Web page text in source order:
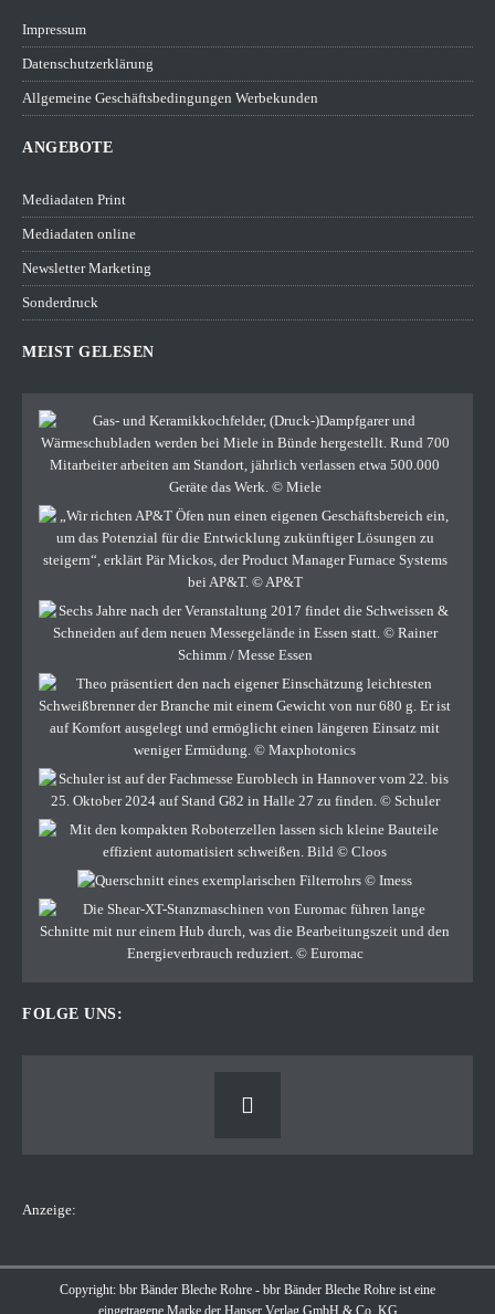
Impressum
Datenschutzerklärung
Allgemeine Geschäftsbedingungen Werbekunden
ANGEBOTE
Mediadaten Print
Mediadaten online
Newsletter Marketing
Sonderdruck
MEIST GELESEN
FOLGE UNS:
Anzeige:
Copyright: bbr Bänder Bleche Rohre - bbr Bänder Bleche Rohre ist eine
eingetragene Marke der Hanser Verlag GmbH & Co. KG